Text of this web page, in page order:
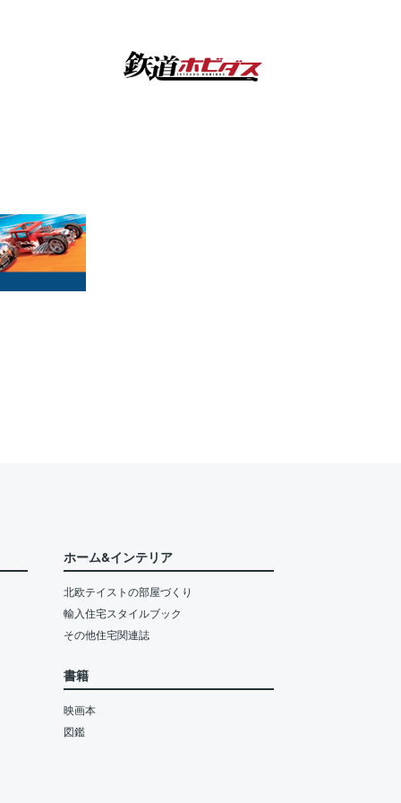
ホーム&インテリア
北欧テイストの部屋づくり
輸入住宅スタイルブック
その他住宅関連誌
書籍
映画本
図鑑